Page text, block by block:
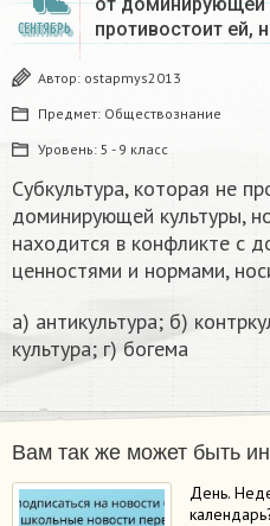
СЕНТЯБРЬ
противостоит ей,
Автор: ostapmys2013
Предмет: Обществознание
Уровень: 5 - 9 класс
Субкультура, которая не
доминирующей культуры,
находится в конфликте с
ценностями и нормами,
а) антикультура; б)
культура; г) богема
Вам так же может быть
День.